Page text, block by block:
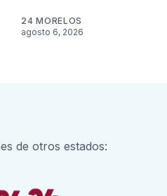
24 MORELOS
agosto 6, 2026
de otros estados: